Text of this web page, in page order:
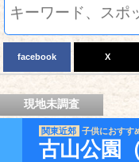
facebook X
現地未調査
関東近郊 子供におすす
古山公園